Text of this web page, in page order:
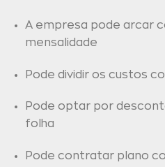
A empresa pode arcar
mensalidade
Pode dividir os custos
Pode optar por
folha
Pode contratar plano